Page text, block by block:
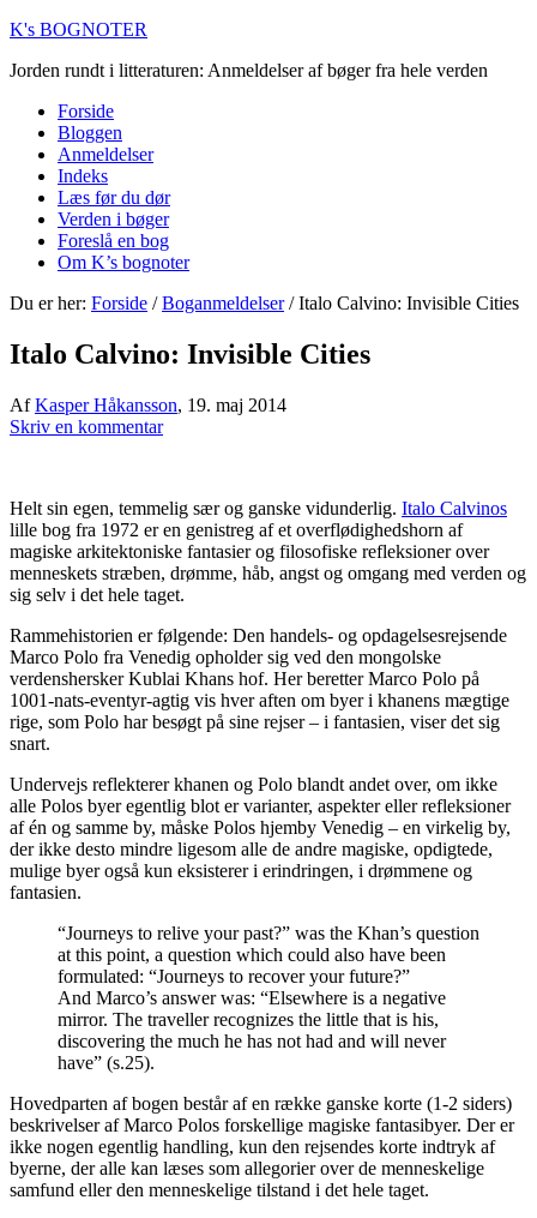
K's BOGNOTER
Jorden rundt i litteraturen: Anmeldelser af bøger fra hele verden
Forside
Bloggen
Anmeldelser
Indeks
Læs før du dør
Verden i bøger
Foreslå en bog
Om K’s bognoter
Du er her: Forside / Boganmeldelser /Italo Calvino: Invisible Cities
Italo Calvino: Invisible Cities
AfKasper Håkansson, 19. maj 2014
Skriv en kommentar
Helt sin egen, temmelig sær og ganske vidunderlig. Italo Calvinos
lille bog fra 1972 er en genistreg af et overflødighedshorn af
magiske arkitektoniske fantasier og filosofiske refleksioner over
menneskets stræben, drømme, håb, angst og omgang med verden og
sig selv i det hele taget.
Rammehistorien er følgende: Den handels- og opdagelsesrejsende
Marco Polo fra Venedig opholder sig ved den mongolske
verdenshersker Kublai Khans hof. Her beretter Marco Polo på
1001-nats-eventyr-agtig vis hver aften om byer i khanens mægtige
rige, som Polo har besøgt på sine rejser – i fantasien, viser det sig
snart.
Undervejs reflekterer khanen og Polo blandt andet over, om ikke
alle Polos byer egentlig blot er varianter, aspekter eller refleksioner
af én og samme by, måske Polos hjemby Venedig – en virkelig by,
der ikke desto mindre ligesom alle de andre magiske, opdigtede,
mulige byer også kun eksisterer i erindringen, i drømmene og
fantasien.
“Journeys to relive your past?” was the Khan’s question
at this point, a question which could also have been
formulated: “Journeys to recover your future?”
And Marco’s answer was: “Elsewhere is a negative
mirror. The traveller recognizes the little that is his,
discovering the much he has not had and will never
have” (s.25).
Hovedparten af bogen består af en række ganske korte (1-2 siders)
beskrivelser af Marco Polos forskellige magiske fantasibyer. Der er
ikke nogen egentlig handling, kun den rejsendes korte indtryk af
byerne, der alle kan læses som allegorier over de menneskelige
samfund eller den menneskelige tilstand i det hele taget.